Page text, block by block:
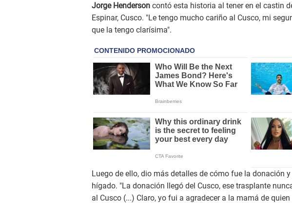
Jorge Henderson contó esta historia al tener en el castin
Espinar, Cusco. "Le tengo mucho cariño al Cusco, mi
que la tengo clarísima".
Luego de ello, dio más detalles de cómo fue la donación
hígado. "La donación llegó del Cusco, ese trasplante
al Cusco (...) Claro, yo fui a agradecer a la mamá de